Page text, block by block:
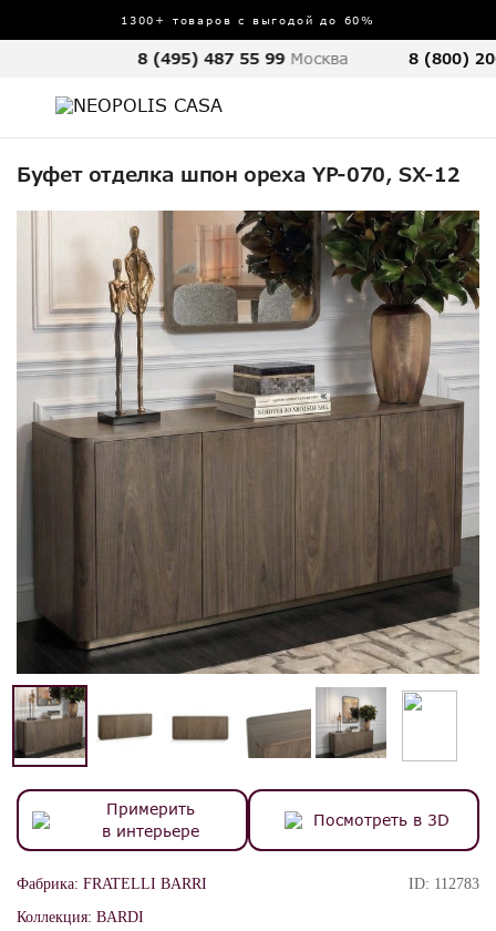
1300+ товаров с выгодой до 60%
8 (495) 487 55 99 Москва 8 (800)
Буфет отделка шпон ореха YP-070, SX-12
Примерить
в интерьере
Посмотреть в 3D
Фабрика: FRATELLI BARRI
Коллекция: BARDI
ID: 112783